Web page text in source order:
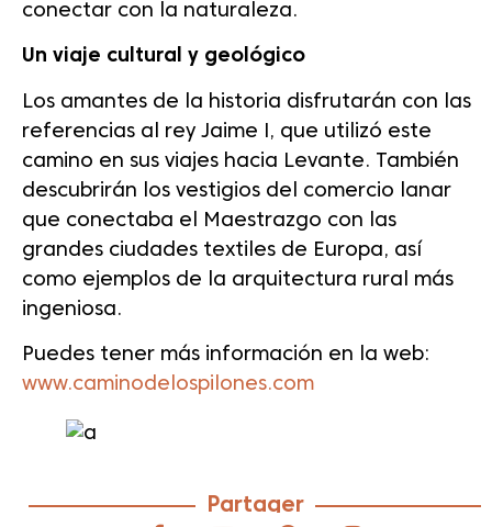
conectar con la naturaleza.
Un viaje cultural y geológico
Los amantes de la historia disfrutarán con las
referencias al rey Jaime I, que utilizó este
camino en sus viajes hacia Levante. También
descubrirán los vestigios del comercio lanar
que conectaba el Maestrazgo con las
grandes ciudades textiles de Europa, así
como ejemplos de la arquitectura rural más
ingeniosa.
Puedes tener más información en la web:
www.caminodelospilones.com
Partager